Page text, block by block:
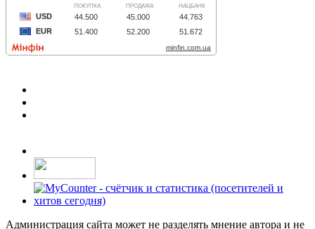
Администрация сайта может не разделять мнение автора и не